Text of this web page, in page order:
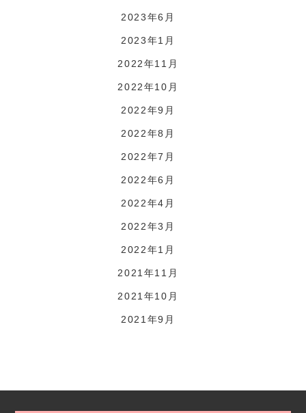
2023年6月
2023年1月
2022年11月
2022年10月
2022年9月
2022年8月
2022年7月
2022年6月
2022年4月
2022年3月
2022年1月
2021年11月
2021年10月
2021年9月